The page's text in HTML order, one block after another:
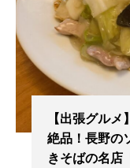
【出張グル
絶品！長野の
きそばの名店